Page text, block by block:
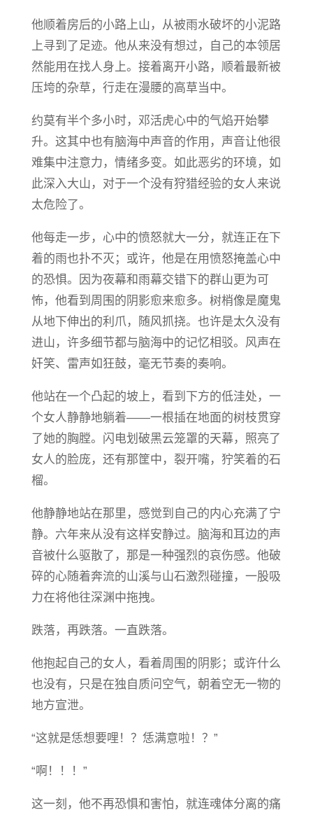
他顺着房后的小路上山，从被雨水破坏的小泥路
上寻到了足迹。他从来没有想过，自己的本领居
然能用在找人身上。接着离开小路，顺着最新被
压垮的杂草，行走在漫腰的高草当中。
约莫有半个多小时，邓活虎心中的气焰开始攀
升。这其中也有脑海中声音的作用，声音让他很
难集中注意力，情绪多变。如此恶劣的环境，如
此深入大山，对于一个没有狩猎经验的女人来说
太危险了。
他每走一步，心中的愤怒就大一分，就连正在下
着的雨也扑不灭；或许，他是在用愤怒掩盖心中
的恐惧。因为夜幕和雨幕交错下的群山更为可
怖，他看到周围的阴影愈来愈多。树梢像是魔鬼
从地下伸出的利爪，随风抓挠。也许是太久没有
进山，许多细节都与脑海中的记忆相驳。风声在
奸笑、雷声如狂鼓，毫无节奏的奏响。
他站在一个凸起的坡上，看到下方的低洼处，一
个女人静静地躺着——一根插在地面的树枝贯穿
了她的胸膛。闪电划破黑云笼罩的天幕，照亮了
女人的脸庞，还有那筐中，裂开嘴，狞笑着的石
榴。
他静静地站在那里，感觉到自己的内心充满了宁
静。六年来从没有这样安静过。脑海和耳边的声
音被什么驱散了，那是一种强烈的哀伤感。他破
碎的心随着奔流的山溪与山石激烈碰撞，一股吸
力在将他往深渊中拖拽。
跌落，再跌落。一直跌落。
他抱起自己的女人，看着周围的阴影；或许什么
也没有，只是在独自质问空气，朝着空无一物的
地方宣泄。
“这就是恁想要哩！？恁满意啦！？”
“啊！！！”
这一刻，他不再恐惧和害怕，就连魂体分离的痛